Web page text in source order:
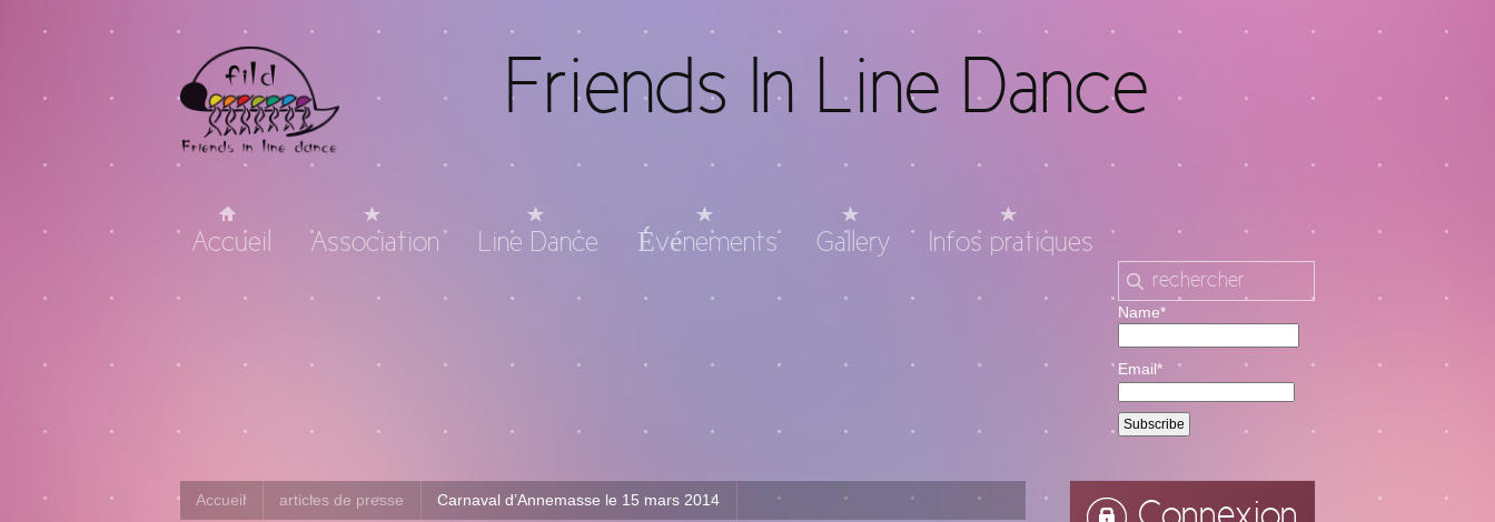
Friends In Line Dance
Accueil Association Line Dance Événements Gallery Infos pratiques
Name*
Email*
Accueil articles de presse Carnaval d’Annemasse le 15 mars 2014